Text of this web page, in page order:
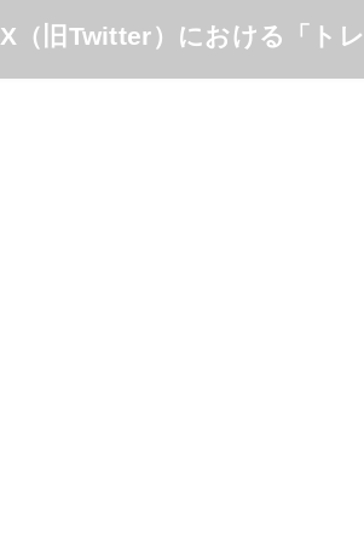
X（旧Twitter）における「ト